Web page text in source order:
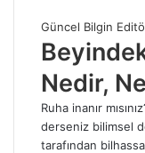
Güncel Bilgin
Nedir,
Ruha inanır
derseniz bilimsel
tarafından